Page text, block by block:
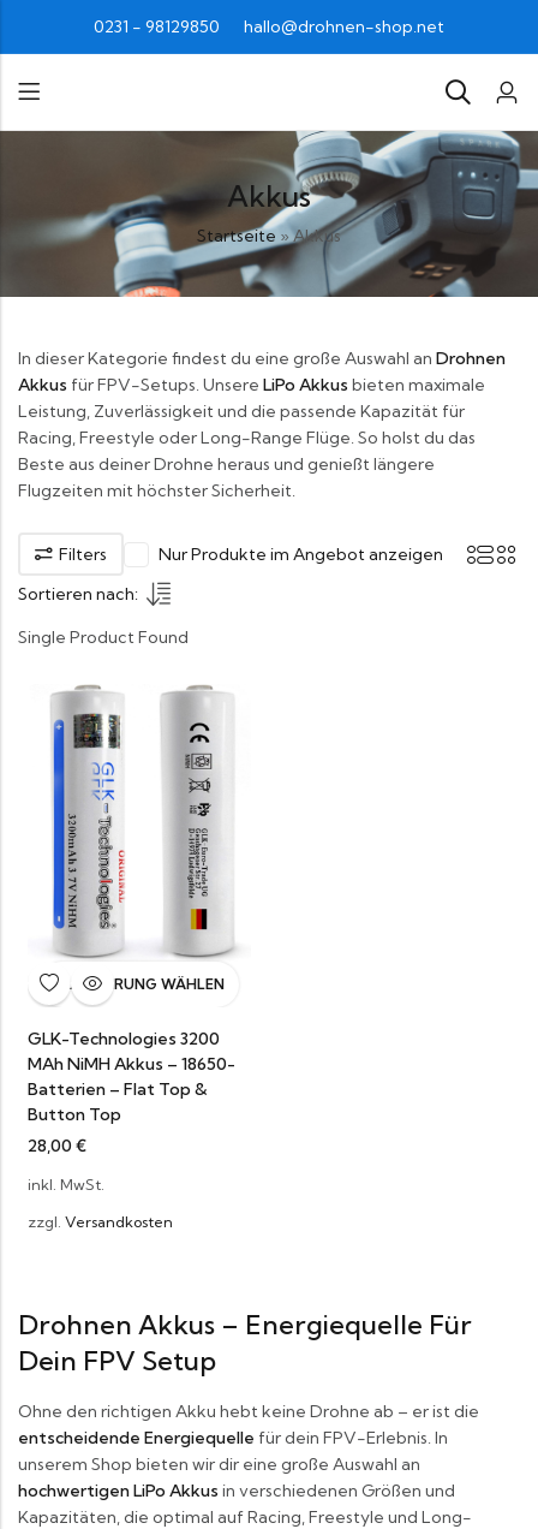
0231 - 98129850 hallo@drohnen-shop.net
Akkus
Startseite »Akkus
In dieser Kategorie findest du eine große Auswahl an Drohnen
Akkus für FPV-Setups. Unsere LiPo Akkus bieten maximale
Leistung, Zuverlässigkeit und die passende Kapazität für
Racing, Freestyle oder Long-Range Flüge. So holst du das
Beste aus deiner Drohne heraus und genießt längere
Flugzeiten mit höchster Sicherheit.
Filters
Nur Produkte im Angebot anzeigen
Sortieren nach:
Single Product Found
AUSFÜHRUNG WÄHLEN
GLK-Technologies 3200
MAh NiMH Akkus – 18650-
Batterien – Flat Top &
Button Top
28,00 €
inkl. MwSt.
zzgl. Versandkosten
Drohnen Akkus – Energiequelle Für
Dein FPV Setup
Ohne den richtigen Akku hebt keine Drohne ab – er ist die
entscheidende Energiequelle für dein FPV-Erlebnis. In
unserem Shop bieten wir dir eine große Auswahl an
hochwertigen LiPo Akkus in verschiedenen Größen und
Kapazitäten, die optimal auf Racing, Freestyle und Long-